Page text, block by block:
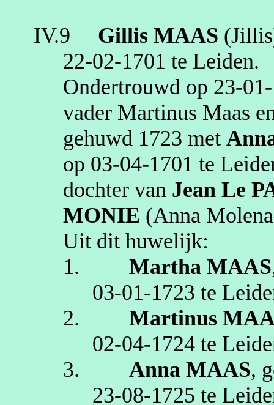
IV.9 Gillis MAAS (Jillis
22‑02‑1701 te Leiden.
Ondertrouwd op
vader Martinus Maas
gehuwd 1723 met
op 03‑04‑1701 te
dochter van Jean Le
MONIE (Anna
Uit dit huwelijk:
1.
Martha MAAS
03‑01‑1723 te
2.
Martinus
02‑04‑1724 te
3.
Anna MAAS,
23‑08‑1725 te